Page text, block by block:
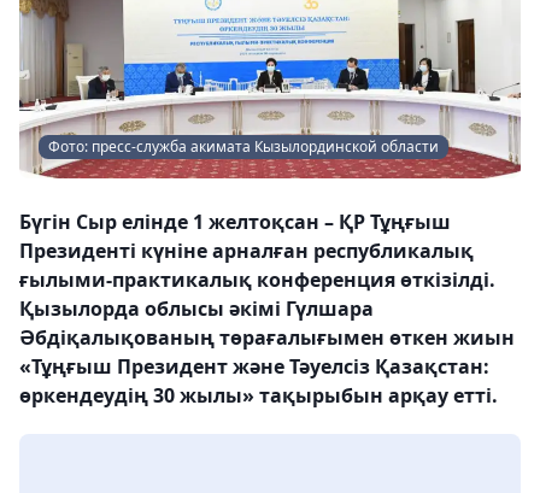
Фото: пресс-служба акимата Кызылординской области
Бүгін Сыр елінде 1 желтоқсан – ҚР Тұңғыш
Президенті күніне арналған республикалық
ғылыми-практикалық конференция өткізілді.
Қызылорда облысы әкімі Гүлшара
Әбдіқалықованың төрағалығымен өткен жиын
«Тұңғыш Президент және Тәуелсіз Қазақстан:
өркендеудің 30 жылы» тақырыбын арқау етті.